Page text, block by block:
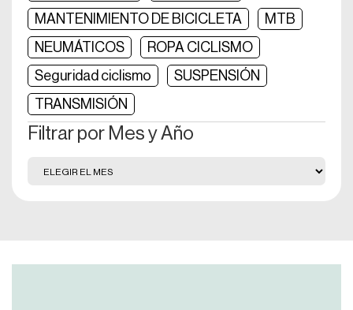
MANTENIMIENTO DE BICICLETA
MTB
NEUMÁTICOS
ROPA CICLISMO
Seguridad ciclismo
SUSPENSIÓN
TRANSMISIÓN
Filtrar por Mes y Año